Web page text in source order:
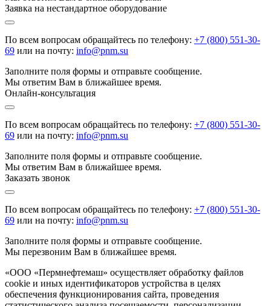
Заявка на нестандартное оборудование
По всем вопросам обращайтесь по телефону: +7 (800) 551-30-
69 или на почту: info@pnm.su
Заполните поля формы и отправьте сообщение.
Мы ответим Вам в ближайшее время.
Онлайн-консультация
По всем вопросам обращайтесь по телефону: +7 (800) 551-30-
69 или на почту: info@pnm.su
Заполните поля формы и отправьте сообщение.
Мы ответим Вам в ближайшее время.
Заказать звонок
По всем вопросам обращайтесь по телефону: +7 (800) 551-30-
69 или на почту: info@pnm.su
Заполните поля формы и отправьте сообщение.
Мы перезвоним Вам в ближайшее время.
«ООО «Пермнефтемаш» осуществляет обработку файлов
cookie и иных идентификаторов устройства в целях
обеспечения функционирования сайта, проведения